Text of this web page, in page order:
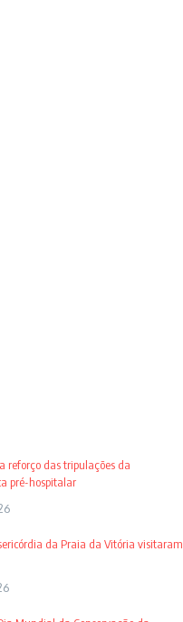
reforço das tripulações da
pré-hospitalar
da Praia da Vitória visitaram